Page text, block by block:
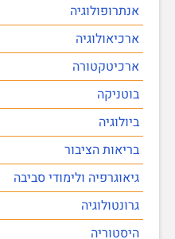
אנתרופולוגיה
ארכיאולוגיה
ארכיטקטורה
בוטניקה
ביולוגיה
בריאות הציבור
גיאוגרפיה ולימודי סביבה
גרונטולוגיה
היסטוריה